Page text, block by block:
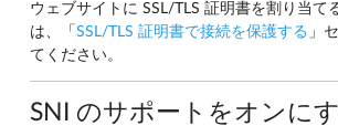
ウェブサイトに SSL/TLS 証明書を割り当て
は、「 SSL/TLS 証明書で接続を保護する 」
てください。
SNI のサポートをオンに